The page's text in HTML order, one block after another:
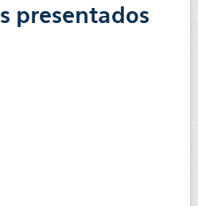
presentados